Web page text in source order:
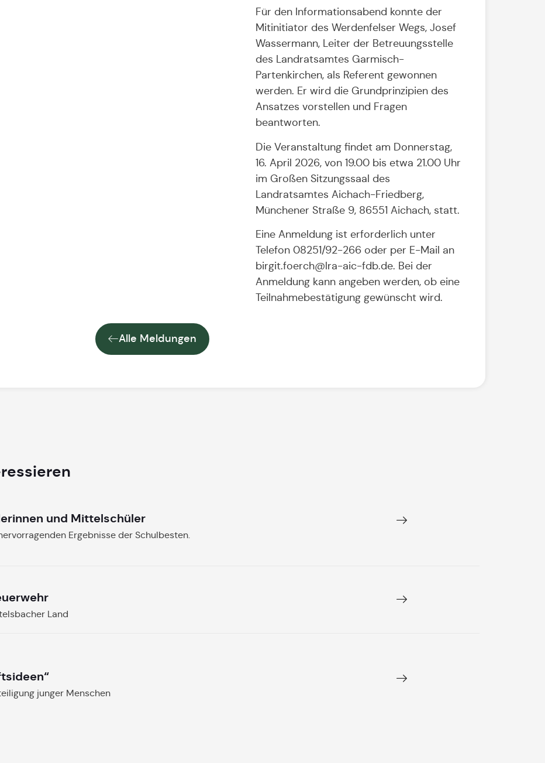
Für den Informationsabend konnte der
Mitinitiator des Werdenfelser Wegs, Josef
Wassermann, Leiter der Betreuungsstelle
des Landratsamtes Garmisch-
Partenkirchen, als Referent gewonnen
werden. Er wird die Grundprinzipien des
Ansatzes vorstellen und Fragen
beantworten.
Die Veranstaltung findet am Donnerstag,
16. April 2026, von 19.00 bis etwa 21.00 Uhr
im Großen Sitzungssaal des
Landratsamtes Aichach-Friedberg,
Münchener Straße 9, 86551 Aichach, statt.
Eine Anmeldung ist erforderlich unter
Telefon 08251/92-266 oder per E-Mail an
birgit.foerch@lra-aic-fdb.de. Bei der
Anmeldung kann angeben werden, ob eine
Teilnahmebestätigung gewünscht wird.
Alle Meldungen
und Mittelschüler
Ergebnisse der Schulbesten.
Land
junger Menschen